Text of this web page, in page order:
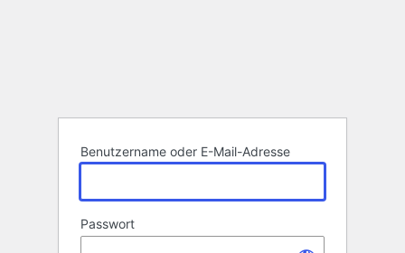
Benutzername oder E-Mail-Adresse
Passwort